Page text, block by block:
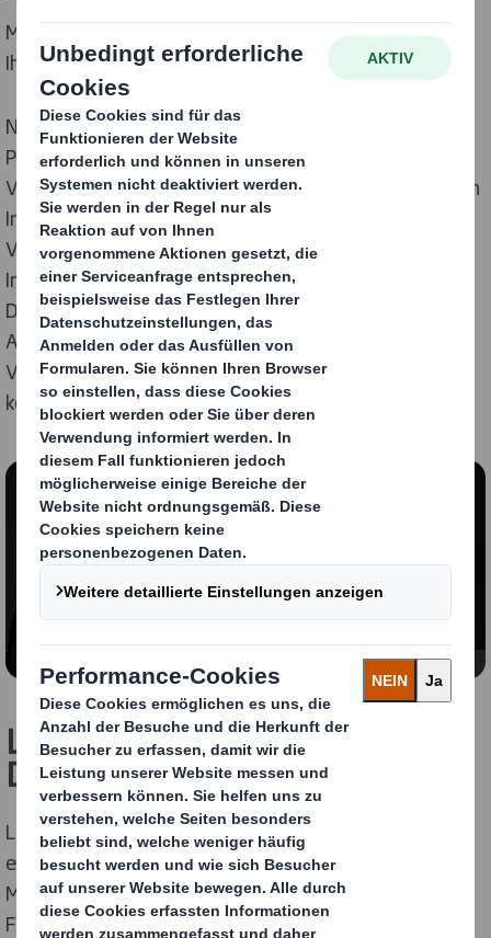
Modernes Werkzeug zur Förderung der Nachhaltigkeit
Ihrer Verpackungen
Nach der Einführung unserer Kreislauf-Design-
Prinzipien haben wir Kreislauf-Design-Messgrößen für
Verpackungen entwickelt. Mit diesem bahnbrechenden
Instrument können wir die Kreislauffähigkeit von
Verpackungsdesigns anhand von 8 verschiedenen
Indikatoren bewerten und vergleichen. Die Circular
Design Metrics - ein Novum in der Branche - geben
Aufschluss über die Nachhaltigkeitsleistung eines
Verpackungsdesigns und zeigen, worauf man sich
konzentrieren sollte.
Inhalt blockiert
Um dieses Video anzeigen zu können, müssen Sie die
Verwendung von funktionellen Cookies zulassen.
Leitfaden zu den Kreislauf-
Design-Messgrößen
Laden Sie diesen Informationsleitfaden herunter, um
eine umfassende Erläuterung der Kreislauf-Design-
Messgrößen, ihrer Vorteile und angewandter
Fallstudien zu erhalten.